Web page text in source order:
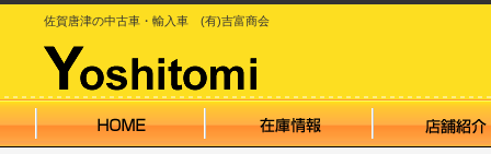
佐賀唐津の中古車・輸入車 (有)吉富商会